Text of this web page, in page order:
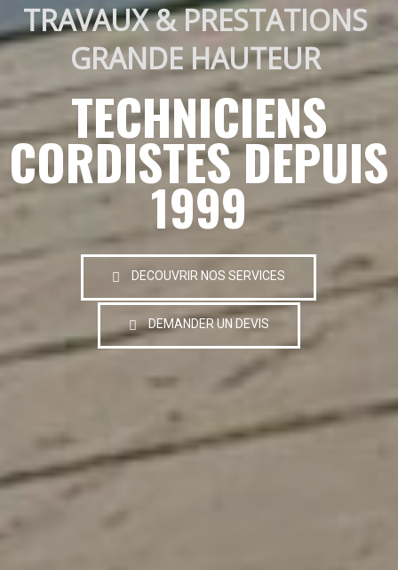
TRAVAUX & PRESTATIONS
GRANDE HAUTEUR
TECHNICIENS
CORDISTES DEPUIS
1999
DECOUVRIR NOS SERVICES
DEMANDER UN DEVIS